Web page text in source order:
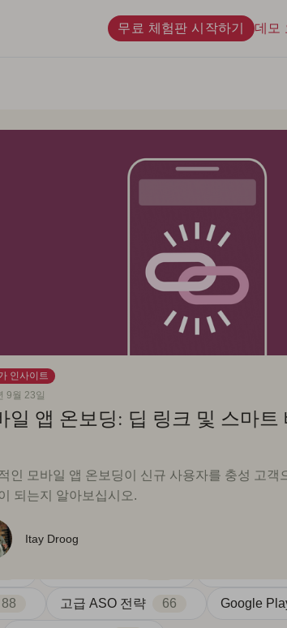
무료 체험판 시작하기 데모
88 고급 ASO 전략 66 Google
인사이트
9월 23일
일 앱 온보딩: 딥 링크 및 스마트
인 모바일 앱 온보딩이 신규 사용자를 충성 고객
되는지 알아보십시오.
Itay Droog